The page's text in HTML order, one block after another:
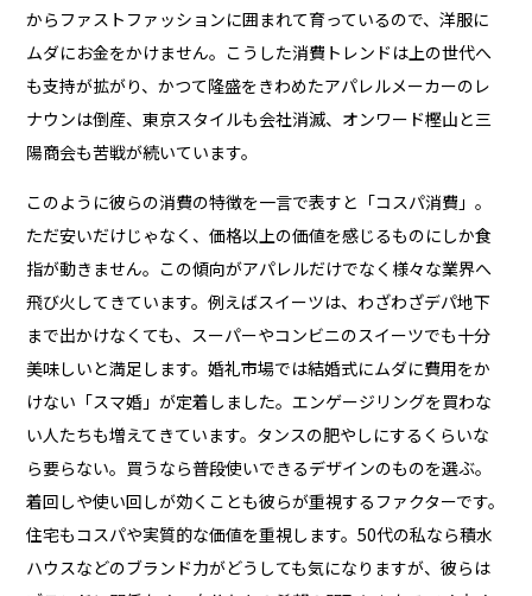
からファストファッションに囲まれて育っているので、洋服に
ムダにお金をかけません。こうした消費トレンドは上の世代へ
も支持が拡がり、かつて隆盛をきわめたアパレルメーカーのレ
ナウンは倒産、東京スタイルも会社消滅、オンワード樫山と三
陽商会も苦戦が続いています。
このように彼らの消費の特徴を一言で表すと「コスパ消費」。
ただ安いだけじゃなく、価格以上の価値を感じるものにしか食
指が動きません。この傾向がアパレルだけでなく様々な業界へ
飛び火してきています。例えばスイーツは、わざわざデパ地下
まで出かけなくても、スーパーやコンビニのスイーツでも十分
美味しいと満足します。婚礼市場では結婚式にムダに費用をか
けない「スマ婚」が定着しました。エンゲージリングを買わな
い人たちも増えてきています。タンスの肥やしにするくらいな
ら要らない。買うなら普段使いできるデザインのものを選ぶ。
着回しや使い回しが効くことも彼らが重視するファクターです。
住宅もコスパや実質的な価値を重視します。50代の私なら積水
ハウスなどのブランド力がどうしても気になりますが、彼らは